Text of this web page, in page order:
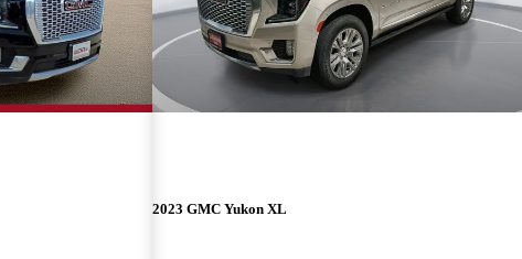
2023 GMC Yukon XL